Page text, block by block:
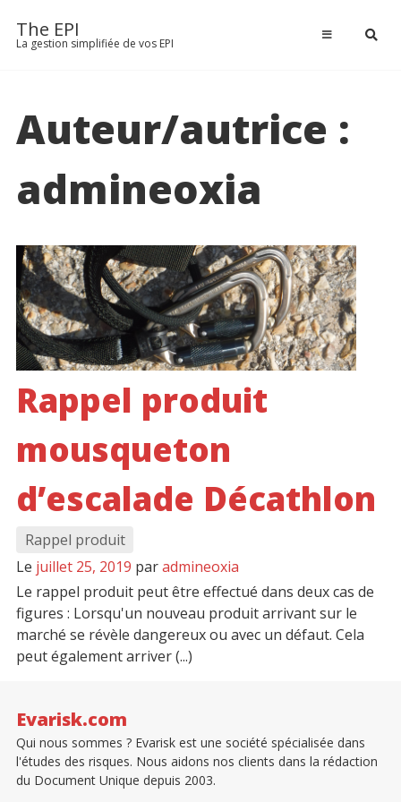
contenu
The EPI
La gestion simplifiée de vos EPI
Auteur/autrice :
admineoxia
Rappel produit
mousqueton
d’escalade Décathlon
Rappel produit
Le juillet 25, 2019 paradmineoxia
Le rappel produit peut être effectué dans deux cas de
figures : Lorsqu'un nouveau produit arrivant sur le
marché se révèle dangereux ou avec un défaut. Cela
peut également arriver (...)
Evarisk.com
Qui nous sommes ? Evarisk est une société spécialisée dans
l'études des risques. Nous aidons nos clients dans la rédaction
du Document Unique depuis 2003.
TARIFS
ACTUALITÉS